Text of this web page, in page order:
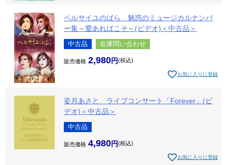
ベルサイユのばら 魅惑のミュージカルナンバ
ー集～愛あればこそ～(ビデオ)＜中古品＞
中古品 在庫問い合わせ
販売価格 2,980 税込
お気に入りに登録
姿月あさと ライブコンサート「Forever」(ビ
デオ)＜中古品＞
中古品
販売価格 4,980 税込
お気に入りに登録